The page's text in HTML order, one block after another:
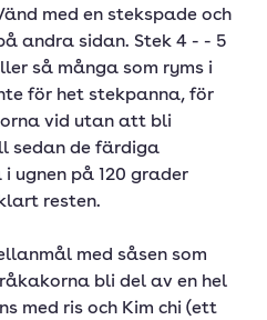
med en stekspade och
andra sidan. Stek 4 - - 5
så många som ryms i
för het stekpanna, för
vid utan att bli
sedan de färdiga
ugnen på 120 grader
resten.
med såsen som
bli del av en hel
med ris och Kim chi (ett